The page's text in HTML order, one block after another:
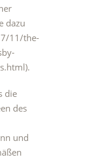
dazu
11/the-
die
des
und